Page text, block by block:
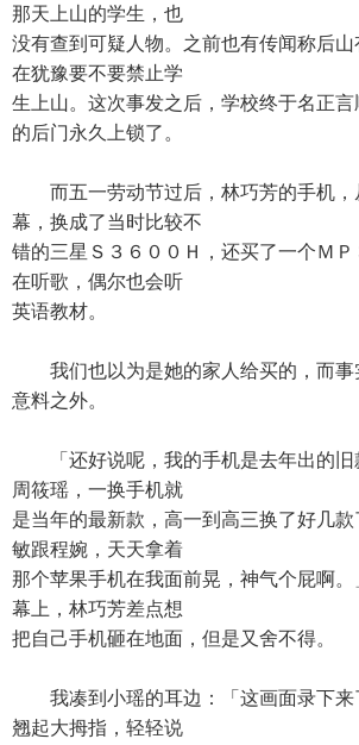
那天上山的学生，也
没有查到可疑人物。之前也有传闻称后
在犹豫要不要禁止学
生上山。这次事发之后，学校终于名正
的后门永久上锁了。
而五一劳动节过后，林巧芳的手机，
幕，换成了当时比较不
错的三星Ｓ３６００Ｈ，还买了一个Ｍ
在听歌，偶尔也会听
英语教材。
我们也以为是她的家人给买的，而事
意料之外。
「还好说呢，我的手机是去年出的旧
周筱瑶，一换手机就
是当年的最新款，高一到高三换了好几
敏跟程婉，天天拿着
那个苹果手机在我面前晃，神气个屁啊
幕上，林巧芳差点想
把自己手机砸在地面，但是又舍不得。
我凑到小瑶的耳边：「这画面录下来
翘起大拇指，轻轻说